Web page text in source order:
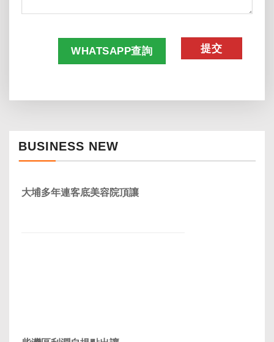
WHATSAPP查詢
BUSINESS NEW
大埔多年連客底美容院頂讓